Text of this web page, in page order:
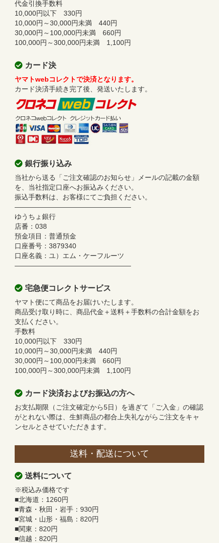
代金引換手数料
10,000円以下 330円
10,000円～30,000円未満 440円
30,000円～100,000円未満 660円
100,000円～300,000円未満 1,100円
カード決
ヤマトwebコレクトで決済となります。
カード決済手続き完了後、発送いたします。
銀行振り込み
当社から送る「ご注文確認のお知らせ」メールの記載の金額
を、当社指定口座へお振込みください。
振込手数料は、お客様にてご負担ください。
—————————————————
ゆうちょ銀行
店番：038
預金項目：普通預金
口座番号：3879340
口座名義：ユ）エム・ケーフルーツ
—————————————————
宅急便コレクトサービス
ヤマト便にて商品をお届けいたします。
商品受け取り時に、商品代金＋送料＋手数料の合計金額をお
支払ください。
手数料
10,000円以下 330円
10,000円～30,000円未満 440円
30,000円～100,000円未満 660円
100,000円～300,000円未満 1,100円
カード決済およびお振込の方へ
お支払期限（ご注文確定から5日）を過ぎて「ご入金」の確認
がとれない際は、生鮮商品の都合上失礼ながらご注文をキャ
ンセルとさせていただきます。
送料・配送について
送料について
※税込み価格です
■北海道：1260円
■青森・秋田・岩手：930円
■宮城・山形・福島：820円
■関東：820円
■信越：820円